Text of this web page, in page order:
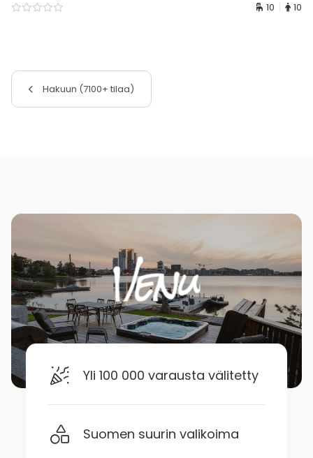
10 10
Hakuun (7100+ tilaa)
Yli 100 000 varausta välitetty
Suomen suurin valikoima